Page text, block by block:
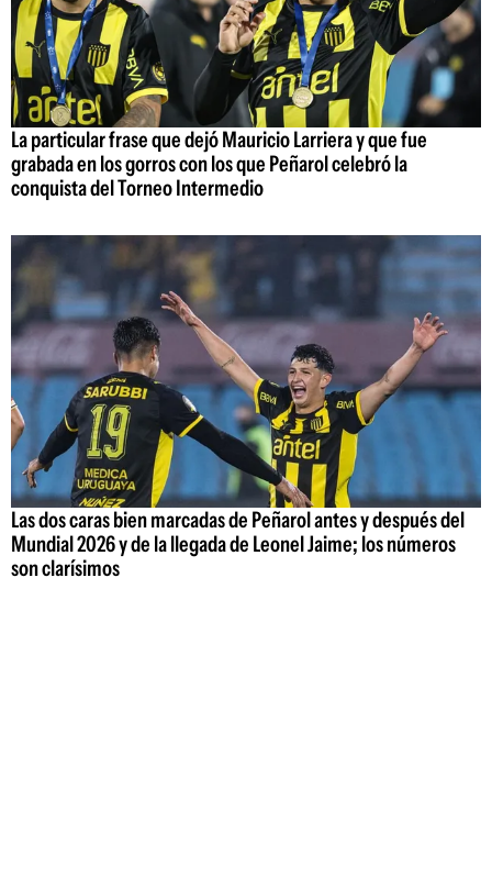
La particular frase que dejó Mauricio Larriera y que fue
grabada en los gorros con los que Peñarol celebró la
conquista del Torneo Intermedio
Las dos caras bien marcadas de Peñarol antes y después del
Mundial 2026 y de la llegada de Leonel Jaime; los números
son clarísimos